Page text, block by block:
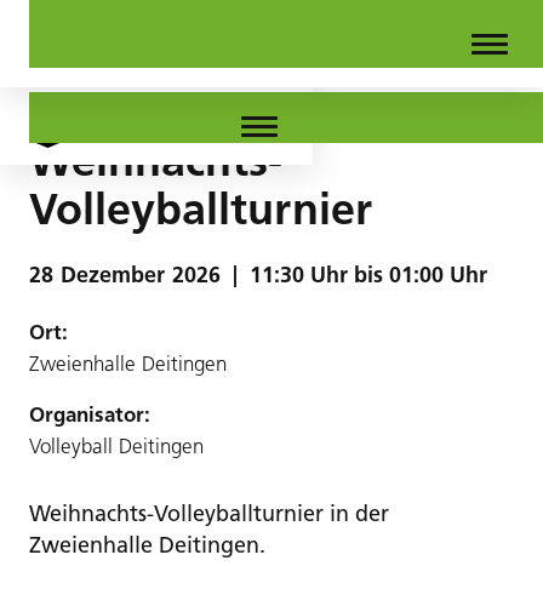
Weihnachts-
Volleyballturnier
28 Dezember 2026 11:30 Uhr bis 01:00 Uhr
Ort:
Zweienhalle Deitingen
Organisator:
Volleyball Deitingen
Weihnachts-Volleyballturnier in der
Zweienhalle Deitingen.